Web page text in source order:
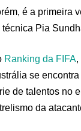
é a primeira
técnica Pia
Ranking da FIFA,
se
de talentos no
da